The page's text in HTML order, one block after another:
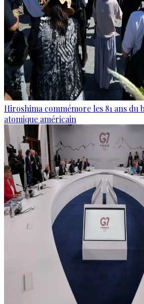
Hiroshima commémore les 81 ans du
atomique américain